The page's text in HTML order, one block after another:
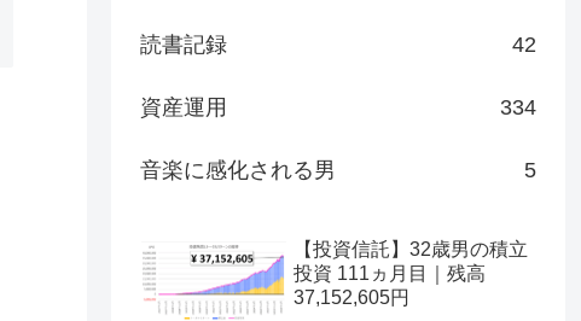
読書記録 42
資産運用 334
音楽に感化される男 5
【投資信託】32歳男の積立
投資 111ヵ月目｜残高
37,152,605円